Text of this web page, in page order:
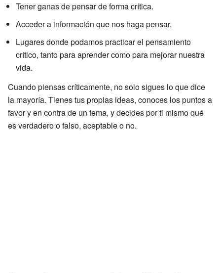
Tener ganas de pensar de forma crítica.
Acceder a información que nos haga pensar.
Lugares donde podamos practicar el pensamiento
crítico, tanto para aprender como para mejorar nuestra
vida.
Cuando piensas críticamente, no solo sigues lo que dice
la mayoría. Tienes tus propias ideas, conoces los puntos a
favor y en contra de un tema, y decides por ti mismo qué
es verdadero o falso, aceptable o no.